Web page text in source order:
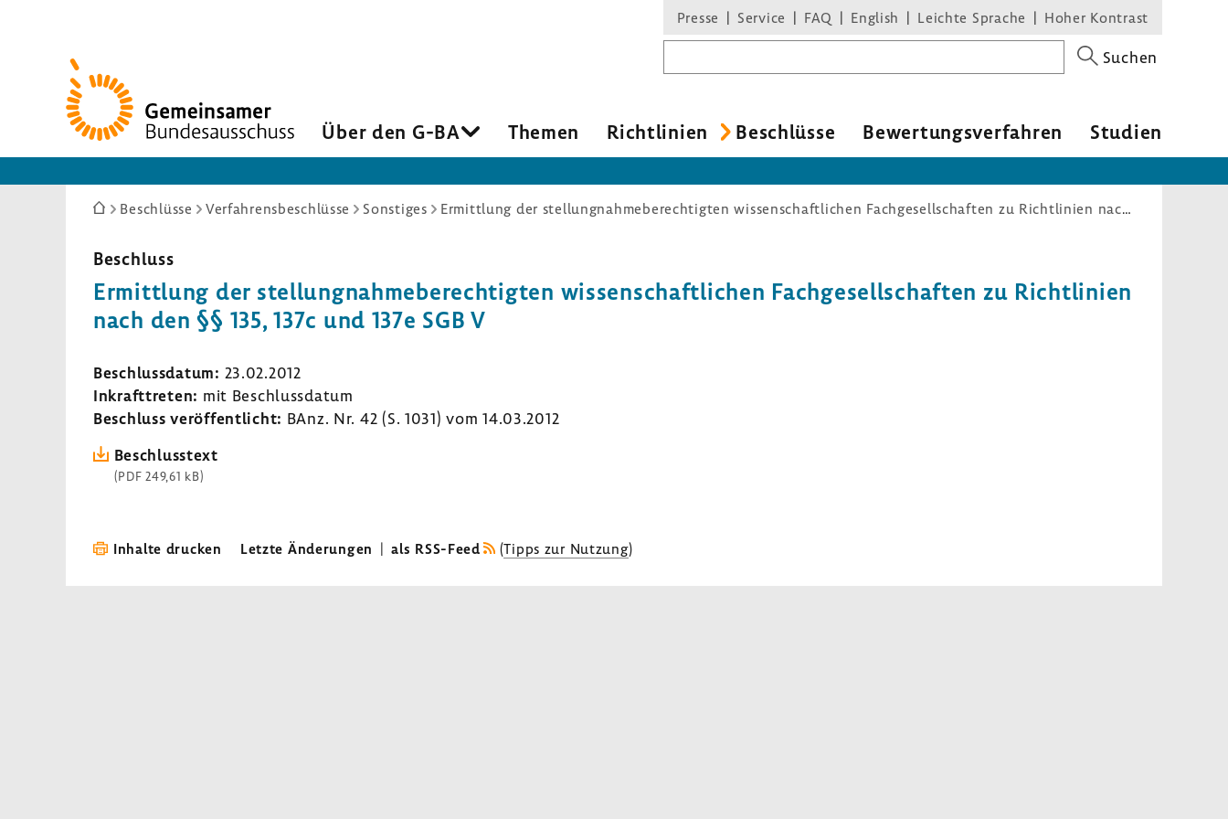
Zur
Startseite
Presse Service FAQ English Leichte Sprache Hoher Kontrast
Suchen
Über den G-BA Themen Richt­li­nien Beschlüsse Bewer­tungs­ver­fahren Studien
Sie
hier:
Beschlüsse Verfahrensbeschlüsse Sonstiges Ermittlung der stellungnahmeberechtigten wissenschaftlichen Fachgesellschaften zu Richtlinien nach den §§ 135, 137c und 137e SGB V
Beschluss
Ermitt­lung der stel­lung­nah­me­be­rech­tigten wissen­schaft­li­chen Fach­ge­sell­schaften zu Richt­li­nien
nach den §§ 135, 137c und 137e SGB V
Beschluss­datum: 23.02.2012
Inkraft­treten: mit Beschluss­datum
Beschluss veröf­fent­licht: BAnz. Nr. 42 (S. 1031) vom 14.03.2012
Beschluss­text
(PDF 249,61 kB)
Inhalte drucken Letzte Änderungen | als RSS-Feed (Tipps zur Nutzung)